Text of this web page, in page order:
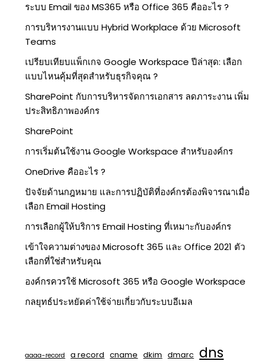
ระบบ Email ของ MS365 หรือ Office 365 คืออะไร ?
การบริหารงานแบบ Hybrid Workplace ด้วย Microsoft
Teams
เปรียบเทียบแพ็กเกจ Google Workspace ปีล่าสุด: เลือก
แบบไหนคุ้มที่สุดสำหรับธุรกิจคุณ ?
SharePoint กับการบริหารจัดการเอกสาร ลดภาระงาน เพิ่ม
ประสิทธิภาพองค์กร
SharePoint
การเริ่มต้นใช้งาน Google Workspace สำหรับองค์กร
OneDrive คืออะไร ?
ปัจจัยด้านกฎหมาย และการปฏิบัติที่องค์กรต้องพิจารณาเมื่อ
เลือก Email Hosting
การเลือกผู้ให้บริการ Email Hosting ที่เหมาะกับองค์กร
เข้าใจความต่างของ Microsoft 365 และ Office 2021 ตัว
เลือกที่ใช่สำหรับคุณ
องค์กรควรใช้ Microsoft 365 หรือ Google Workspace
กลยุทธ์ประหยัดค่าใช้จ่ายเกี่ยวกับระบบอีเมล
aaaa-record a record cname dkim dmarc dns